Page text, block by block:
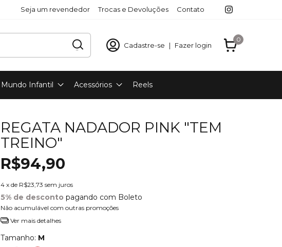
Seja um revendedor Trocas e Devoluções Contato
Cadastre-se | Fazer login
0
Mundo Infantil Acessórios Reels
REGATA NADADOR PINK "TEM
TREINO"
R$94,90
4 x de R$23,73 sem juros
5% de desconto pagando com Boleto
Não acumulável com outras promoções
Ver mais detalhes
Tamanho: M